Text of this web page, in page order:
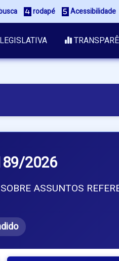
rodapé Acessibilidade
2026
ASSUNTOS